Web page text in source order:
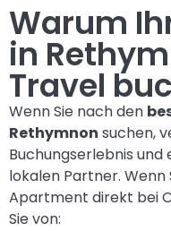
Warum
in
Travel
Wenn Sie nach den
Rethymnon suchen,
Buchungserlebnis
lokalen Partner. Wenn
Apartment direkt bei
Sie von: